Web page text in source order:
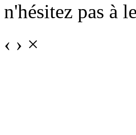
n'hésitez pas à
‹ › ×